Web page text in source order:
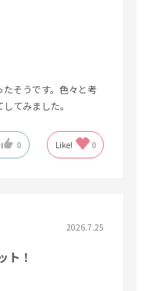
そうです。色々と考
てみました。
0 Like! 0
2026.7.25
ト！